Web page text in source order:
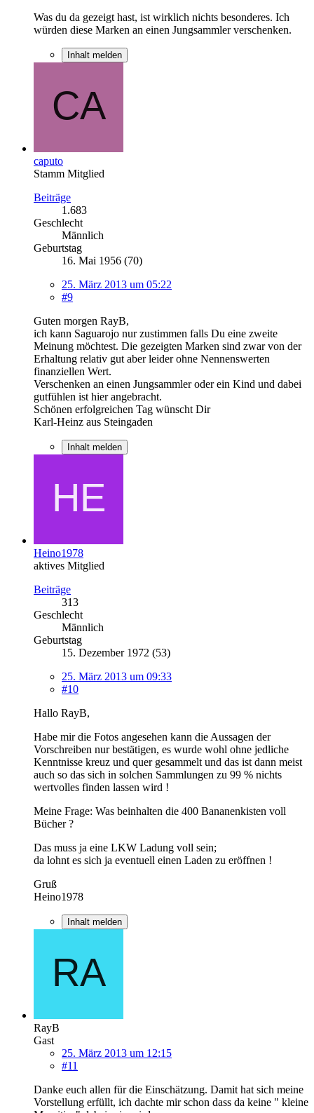
Was du da gezeigt hast, ist wirklich nichts besonderes. Ich
würden diese Marken an einen Jungsammler verschenken.
Inhalt melden
caputo
Stamm Mitglied
Beiträge
1.683
Geschlecht
Männlich
Geburtstag
16. Mai 1956 (70)
25. März 2013 um 05:22
#9
Guten morgen RayB,
ich kann Saguarojo nur zustimmen falls Du eine zweite
Meinung möchtest. Die gezeigten Marken sind zwar von der
Erhaltung relativ gut aber leider ohne Nennenswerten
finanziellen Wert.
Verschenken an einen Jungsammler oder ein Kind und dabei
gutfühlen ist hier angebracht.
Schönen erfolgreichen Tag wünscht Dir
Karl-Heinz aus Steingaden
Inhalt melden
Heino1978
aktives Mitglied
Beiträge
313
Geschlecht
Männlich
Geburtstag
15. Dezember 1972 (53)
25. März 2013 um 09:33
#10
Hallo RayB,
Habe mir die Fotos angesehen kann die Aussagen der
Vorschreiben nur bestätigen, es wurde wohl ohne jedliche
Kenntnisse kreuz und quer gesammelt und das ist dann meist
auch so das sich in solchen Sammlungen zu 99 % nichts
wertvolles finden lassen wird !
Meine Frage: Was beinhalten die 400 Bananenkisten voll
Bücher ?
Das muss ja eine LKW Ladung voll sein;
da lohnt es sich ja eventuell einen Laden zu eröffnen !
Gruß
Heino1978
Inhalt melden
RayB
Gast
25. März 2013 um 12:15
#11
Danke euch allen für die Einschätzung. Damit hat sich meine
Vorstellung erfüllt, ich dachte mir schon dass da keine " kleine